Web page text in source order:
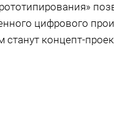
цифрового
станут концепт-